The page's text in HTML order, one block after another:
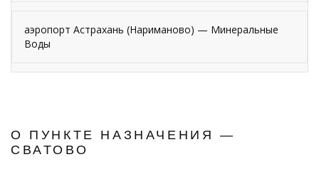
аэропорт Астрахань (Нариманово) — Минеральные
Воды
О ПУНКТЕ НАЗНАЧЕНИЯ —
СВАТОВО